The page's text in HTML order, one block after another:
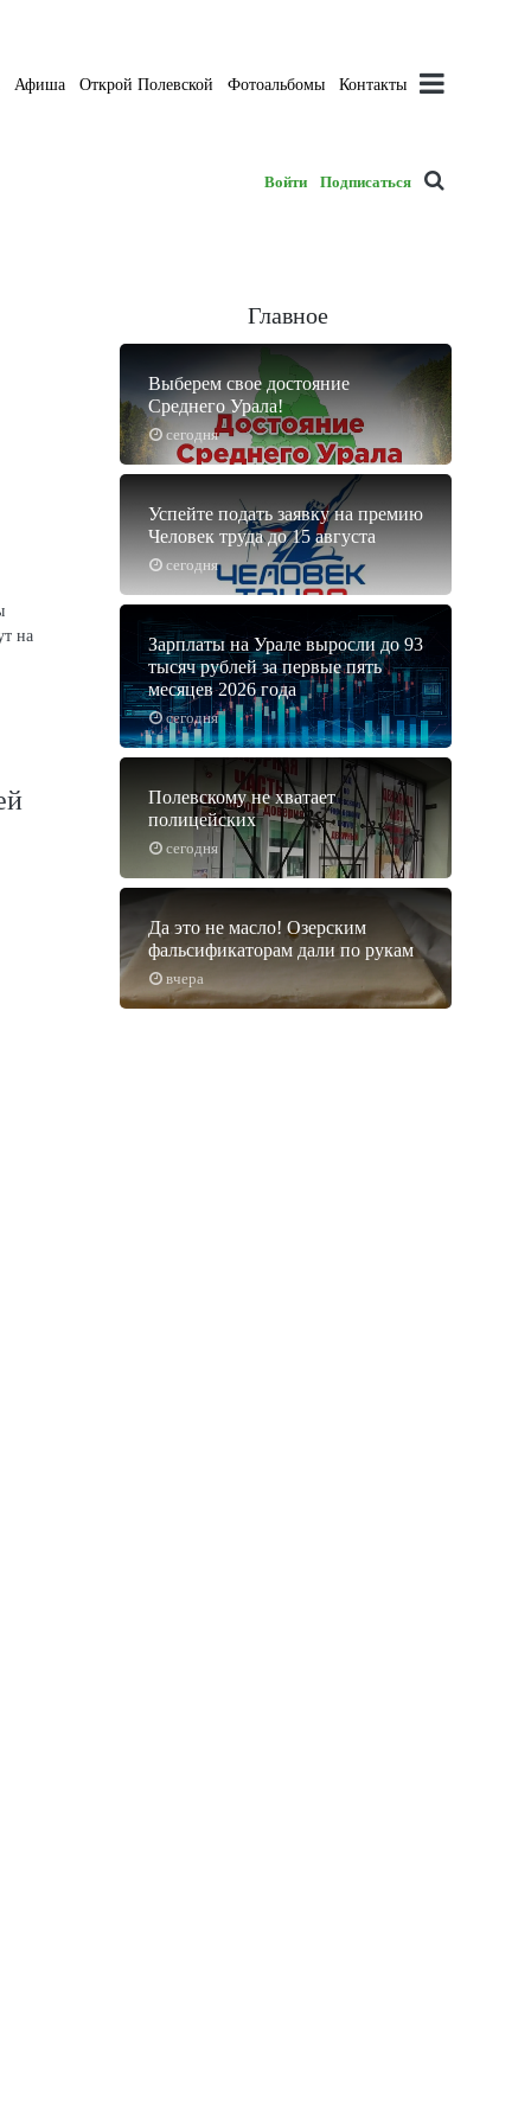
Афиша Открой Полевской Фотоальбомы Контакты
Войти Подписаться
на
Главное
сегодня
Выберем свое достояние
Среднего Урала!
сегодня
Успейте подать заявку на премию
Человек труда до 15 августа
сегодня
Зарплаты на Урале выросли до 93
тысяч рублей за первые пять
месяцев 2026 года
сегодня
Полевскому не хватает
полицейских
вчера
Да это не масло! Озерским
фальсификаторам дали по рукам